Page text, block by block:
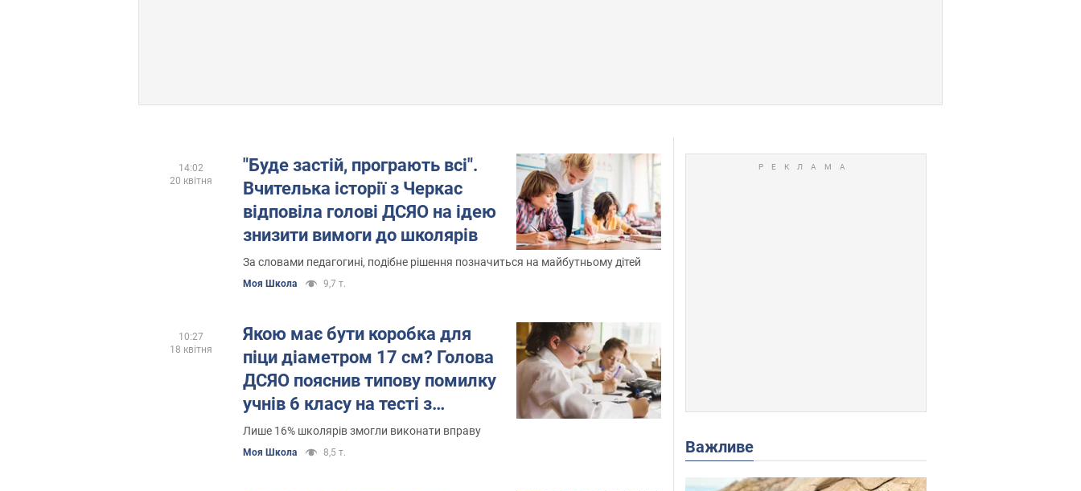
"Буде застій, програють всі".
Вчителька історії з Черкас
відповіла голові ДСЯО на ідею
знизити вимоги до школярів
За словами педагогині, подібне рішення позначиться на майбутньому дітей
Моя Школа 9,7 т.
14:02
20 квітня
Якою має бути коробка для
піци діаметром 17 см? Голова
ДСЯО пояснив типову помилку
учнів 6 класу на тесті з
математики
Лише 16% школярів змогли виконати вправу
Моя Школа 8,5 т.
10:27
18 квітня
Важливе